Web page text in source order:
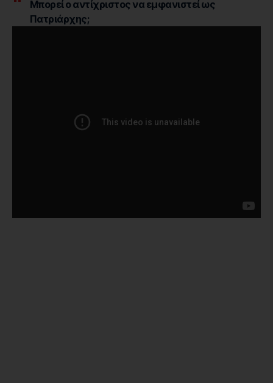
Μπορεί ο αντίχριστος να εμφανιστεί ως
Πατριάρχης;